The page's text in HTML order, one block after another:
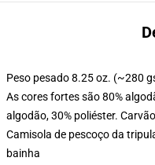
Peso pesado 8.25 oz. (~280
As cores fortes são 80%
algodão, 30% poliéster.
Camisola de pescoço da
bainha